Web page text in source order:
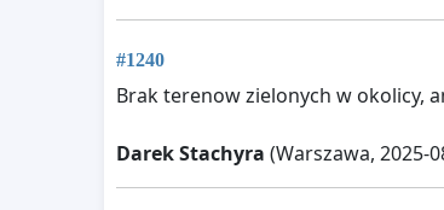
#1240
Brak terenow zielonych w okolicy,
Darek Stachyra (Warszawa, 2025-